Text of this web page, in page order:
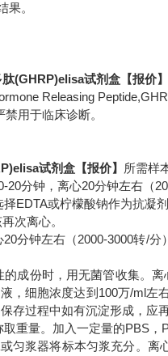
果。
(GHRP)elisa试剂盒【报价】
Releasing
用于临床诊断。
试剂盒【报价】 所需样
20分钟，离心20分钟左右（
EDTA或柠檬酸钠作为抗凝
次离心。
分钟左右（2000-3000转/
成份时，用无菌管收集。
，细胞浓度达到100万/ml
存过程中如有沉淀形成，应再
重量。加入一定量的PBS
匀浆器将标本匀浆充分。